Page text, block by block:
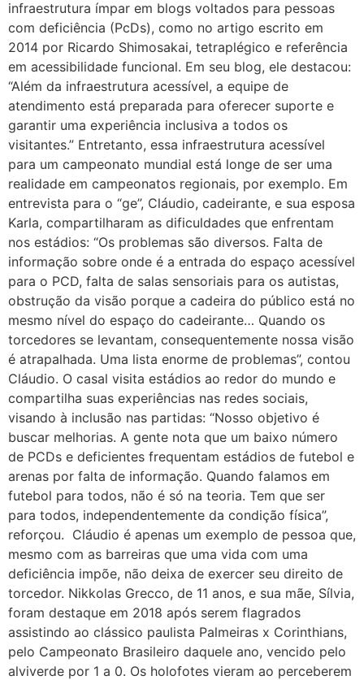
infraestrutura ímpar em blogs voltados para pessoas
com deficiência (PcDs), como no artigo escrito em
2014 por Ricardo Shimosakai, tetraplégico e referência
em acessibilidade funcional. Em seu blog, ele destacou:
“Além da infraestrutura acessível, a equipe de
atendimento está preparada para oferecer suporte e
garantir uma experiência inclusiva a todos os
visitantes.” Entretanto, essa infraestrutura acessível
para um campeonato mundial está longe de ser uma
realidade em campeonatos regionais, por exemplo. Em
entrevista para o “ge”, Cláudio, cadeirante, e sua esposa
Karla, compartilharam as dificuldades que enfrentam
nos estádios: “Os problemas são diversos. Falta de
informação sobre onde é a entrada do espaço acessível
para o PCD, falta de salas sensoriais para os autistas,
obstrução da visão porque a cadeira do público está no
mesmo nível do espaço do cadeirante… Quando os
torcedores se levantam, consequentemente nossa visão
é atrapalhada. Uma lista enorme de problemas”, contou
Cláudio. O casal visita estádios ao redor do mundo e
compartilha suas experiências nas redes sociais,
visando à inclusão nas partidas: “Nosso objetivo é
buscar melhorias. A gente nota que um baixo número
de PCDs e deficientes frequentam estádios de futebol e
arenas por falta de informação. Quando falamos em
futebol para todos, não é só na teoria. Tem que ser
para todos, independentemente da condição física”,
reforçou. Cláudio é apenas um exemplo de pessoa que,
mesmo com as barreiras que uma vida com uma
deficiência impõe, não deixa de exercer seu direito de
torcedor. Nikkolas Grecco, de 11 anos, e sua mãe, Sílvia,
foram destaque em 2018 após serem flagrados
assistindo ao clássico paulista Palmeiras x Corinthians,
pelo Campeonato Brasileiro daquele ano, vencido pelo
alviverde por 1 a 0. Os holofotes vieram ao perceberem